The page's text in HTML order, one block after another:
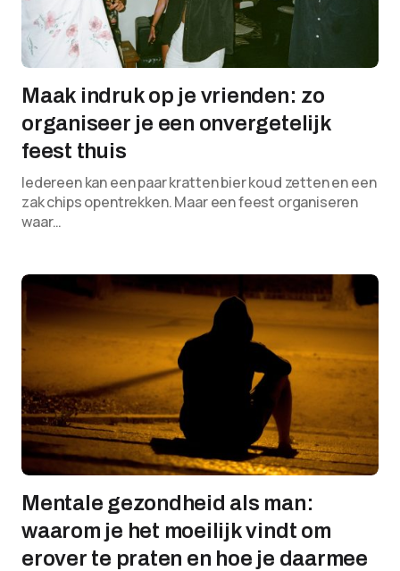
Maak indruk op je vrienden: zo
organiseer je een onvergetelijk
feest thuis
Iedereen kan een paar kratten bier koud zetten en een
zak chips opentrekken. Maar een feest organiseren
waar…
Mentale gezondheid als man:
waarom je het moeilijk vindt om
erover te praten en hoe je daarmee